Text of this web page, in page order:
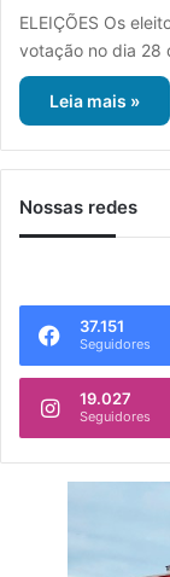
ELEIÇÕES Os
votação no dia 28
Leia mais »
Nossas redes
37.151
Seguidores
19.027
Seguidores